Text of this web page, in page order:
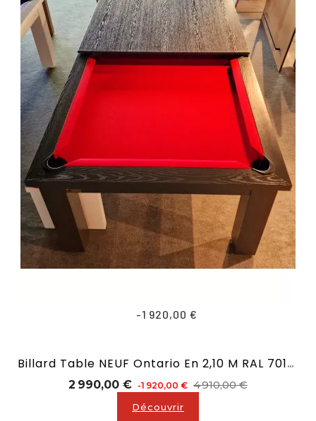
-1 920,00 €
Billard Table NEUF Ontario En 2,10 M RAL 7015 Gamme Design
2 990,00 € Prix
de
base
-1 920,00 € 4 910,00 €Prix
Découvrir